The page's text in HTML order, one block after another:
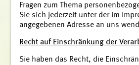
Fragen zum Thema
Sie sich jederzeit unter der im
angegebenen Adresse an uns
Recht auf Einschränkung der
Sie haben das Recht, die